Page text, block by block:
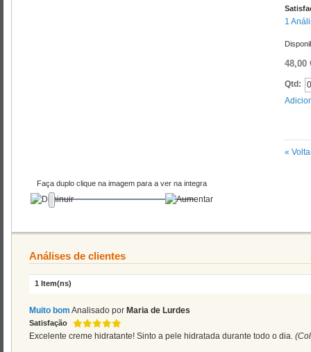
1
48,00
Qtd:
«
Faça duplo clique na imagem para a ver na integra
Análises de clientes
1 Item(ns)
Muito bom Analisado por Maria de Lurdes
Satisfação
Excelente creme hidratante! Sinto a pele hidratada durante todo o dia.